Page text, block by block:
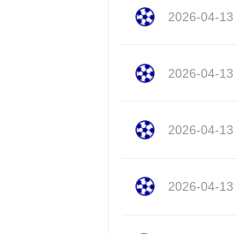
2026-04-13
2026-04-13
2026-04-13
2026-04-13